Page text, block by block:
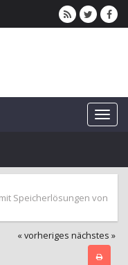
Speicherlösungen von
« vorheriges nächstes »